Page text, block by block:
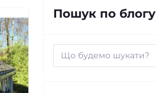
Пошук по блогу